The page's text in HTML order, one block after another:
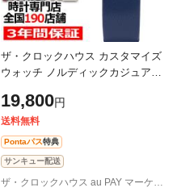
ザ・クロックハウス カスタマイズ
ウォッチ ノルディックカジュアル
ソーラー 革ベルト ネイビー
19,800円
送料無料
Pontaパス特典
サンキュー配送